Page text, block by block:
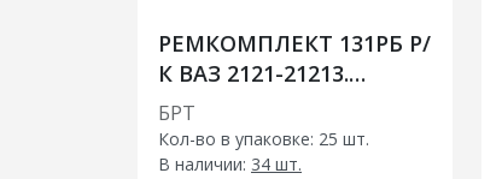
РЕМКОМПЛЕКТ 131РБ Р/
К ВАЗ 2121-21213.
Шланги переднего
нижнего гидротормоза
БРТ
Кол-во в упаковке: 25 шт.
В наличии: 34 шт.